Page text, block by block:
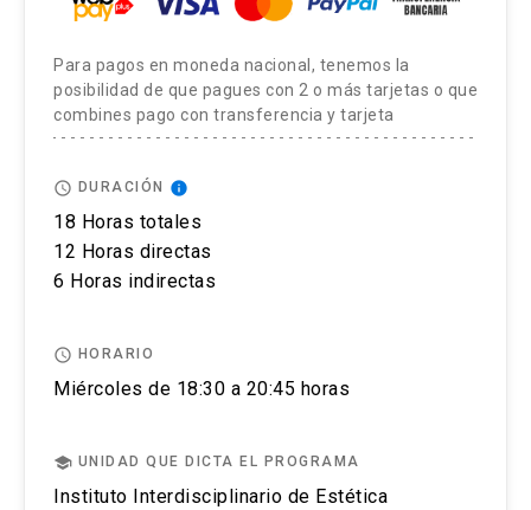
la expresión artística.
Con el objetivo de brindar las condiciones y
asistencia adecuadas, invitamos apersonas
con discapacidad física, motriz, sensorial
durante el proceso de postulación.
Elpostular no asegura el cupo
inscrito o aceptado en el programa se debe
estar matriculado
No se tramitarán postulaciones incompletas.
Puedes revisar aquí más información
importante sobre el proceso de admisión y
Para pagos en moneda nacional, tenemos la
posibilidad de que pagues con 2 o más tarjetas o que
combines pago con transferencia y tarjeta
access_time DURACIÓN info
18 Horas totales
12 Horas directas
6 Horas indirectas
access_time HORARIO
Miércoles de 18:30 a 20:45 horas
school UNIDAD QUE DICTA EL PROGRAMA
Instituto Interdisciplinario de Estética